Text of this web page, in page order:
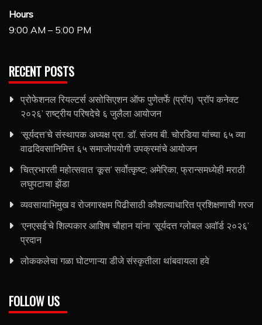
Hours
9:00 AM – 5:00 PM
RECENT POSTS
प्रोफेशनल रियल्टर्स असोसिएशन ऑफ पुणेतर्फे (प्रॉप) ‘प्रॉप कनेक्ट
२०२६’ राष्ट्रीय परिषदेचे ६ जुलैला आयोजन
‘सूर्यदत्त’चे संस्थापक अध्यक्ष प्रा. डॉ. संजय बी. चोरडिया यांच्या ६५ व्या
वाढदिवसानिमित्त ६५ समाजोपयोगी उपक्रमांचे आयोजन
चित्रभारती महोत्सवात ‘कूस’ सर्वोत्कृष्ट; अमेरिका, फ्रान्समध्येही मराठी
लघुपटाचा झेंडा
व्यवसायाभिमुख व रोजगारक्षम पिढीसाठी कौशल्याधारित प्रशिक्षणाची गरज
‘एनएसई’चे शिल्पकार आशिष चौहान यांना ‘सूर्यदत्त ग्लोबल अवॉर्ड २०२६’
प्रदान
लोककलेचा गळा घोटणाऱ्या डीजे संस्कृतीला थांबवायला हवे
FOLLOW US